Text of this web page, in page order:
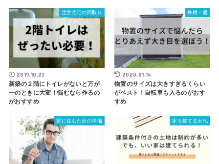
注文住宅の間取り
2019.10.23
新築の２階にトイレがないと万が
一のときに大変！悩むなら作るの
がおすすめ
外構・庭
2020.01.14
物置のサイズは大きすぎるくらい
がベスト！自転車も入るのがおす
すめ
家に住むための準備 家を建てる土地